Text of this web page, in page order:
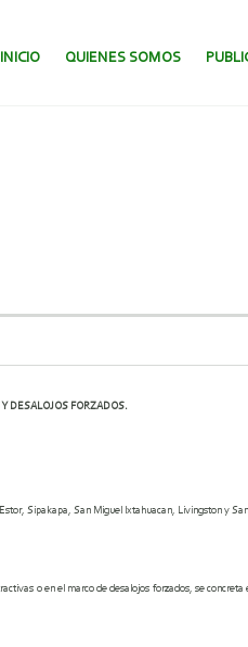
SALTAR AL CONTENIDO.
INICIO QUIENES SOMOS
DESALOJOS FORZADOS.
Sipakapa, San Miguel Ixtahuacan, Livingston y
o en el marco de desalojos forzados, se concreta